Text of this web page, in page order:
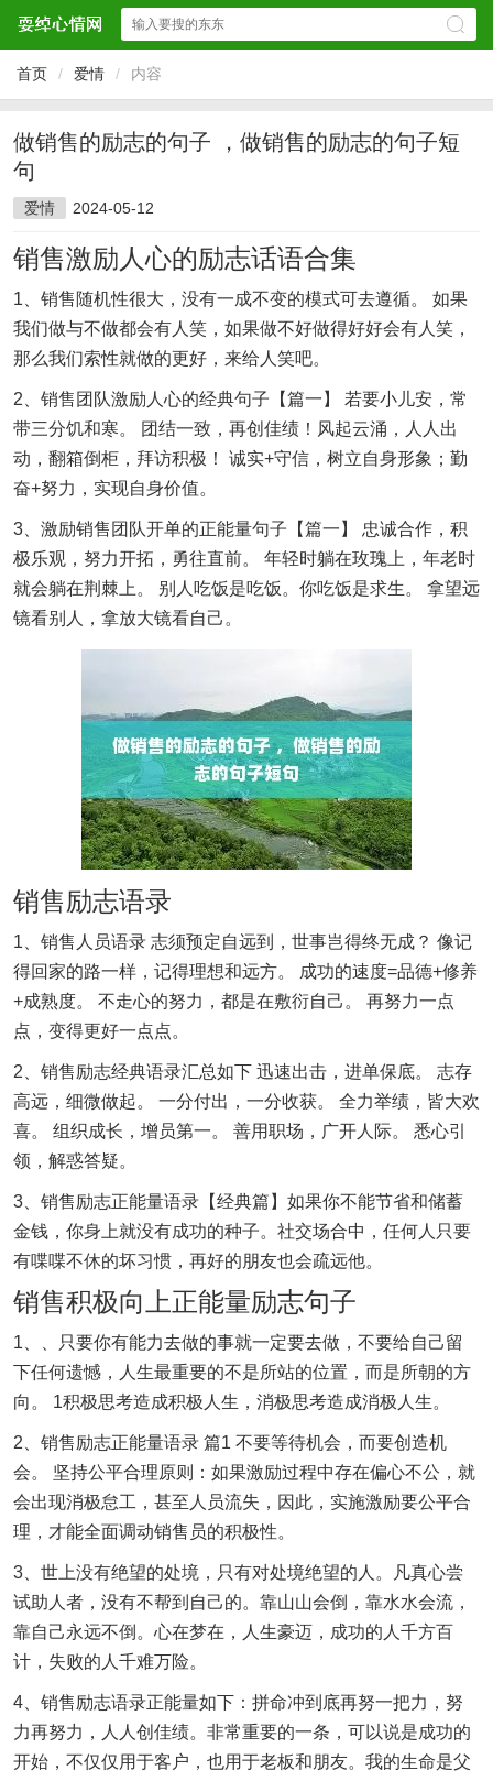
首页 / 爱情 / 内容
做销售的励志的句子 ，做销售的励志的句子短
句
爱情 2024-05-12
销售激励人心的励志话语合集
1、销售随机性很大，没有一成不变的模式可去遵循。 如果
我们做与不做都会有人笑，如果做不好做得好好会有人笑，
那么我们索性就做的更好，来给人笑吧。
2、销售团队激励人心的经典句子【篇一】 若要小儿安，常
带三分饥和寒。 团结一致，再创佳绩！风起云涌，人人出
动，翻箱倒柜，拜访积极！ 诚实+守信，树立自身形象；勤
奋+努力，实现自身价值。
3、激励销售团队开单的正能量句子【篇一】 忠诚合作，积
极乐观，努力开拓，勇往直前。 年轻时躺在玫瑰上，年老时
就会躺在荆棘上。 别人吃饭是吃饭。你吃饭是求生。 拿望远
镜看别人，拿放大镜看自己。
销售励志语录
1、销售人员语录 志须预定自远到，世事岂得终无成？ 像记
得回家的路一样，记得理想和远方。 成功的速度=品德+修养
+成熟度。 不走心的努力，都是在敷衍自己。 再努力一点
点，变得更好一点点。
2、销售励志经典语录汇总如下 迅速出击，进单保底。 志存
高远，细微做起。 一分付出，一分收获。 全力举绩，皆大欢
喜。 组织成长，增员第一。 善用职场，广开人际。 悉心引
领，解惑答疑。
3、销售励志正能量语录【经典篇】如果你不能节省和储蓄
金钱，你身上就没有成功的种子。社交场合中，任何人只要
有喋喋不休的坏习惯，再好的朋友也会疏远他。
销售积极向上正能量励志句子
1、、只要你有能力去做的事就一定要去做，不要给自己留
下任何遗憾，人生最重要的不是所站的位置，而是所朝的方
向。 1积极思考造成积极人生，消极思考造成消极人生。
2、销售励志正能量语录 篇1 不要等待机会，而要创造机
会。 坚持公平合理原则：如果激励过程中存在偏心不公，就
会出现消极怠工，甚至人员流失，因此，实施激励要公平合
理，才能全面调动销售员的积极性。
3、世上没有绝望的处境，只有对处境绝望的人。凡真心尝
试助人者，没有不帮到自己的。靠山山会倒，靠水水会流，
靠自己永远不倒。心在梦在，人生豪迈，成功的人千方百
计，失败的人千难万险。
4、销售励志语录正能量如下：拼命冲到底再努一把力，努
力再努力，人人创佳绩。非常重要的一条，可以说是成功的
开始，不仅仅用于客户，也用于老板和朋友。我的生命是父